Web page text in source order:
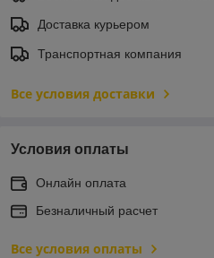
Доставка курьером
Транспортная компания
Все условия доставки
Условия оплаты
Онлайн оплата
Безналичный расчет
Все условия оплаты